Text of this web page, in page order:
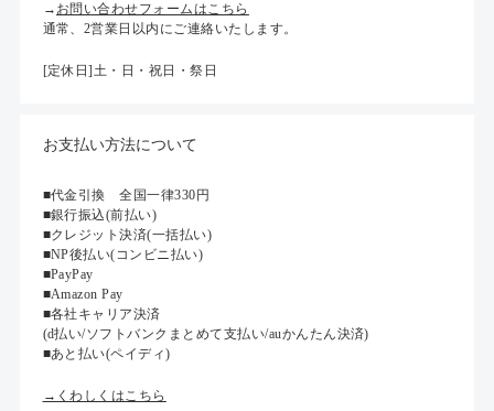
→ お問い合わせフォームはこちら
通常、2営業日以内にご連絡いたします。
[定休日]土・日・祝日・祭日
お支払い方法について
■代金引換 全国一律330円
■銀行振込(前払い)
■クレジット決済(一括払い)
■NP後払い(コンビニ払い)
■PayPay
■Amazon Pay
■各社キャリア決済
(d払い/ソフトバンクまとめて支払い/auかんたん決済)
■あと払い(ペイディ)
→くわしくはこちら